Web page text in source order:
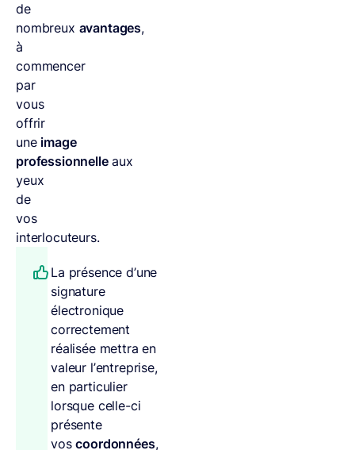
de
nombreux avantages,
à
commencer
par
vous
offrir
une image
professionnelleaux
yeux
de
vos
interlocuteurs.
La présence d’une
signature
électronique
correctement
réalisée mettra en
valeur l’entreprise,
en particulier
lorsque celle-ci
présente
voscoordonnées,